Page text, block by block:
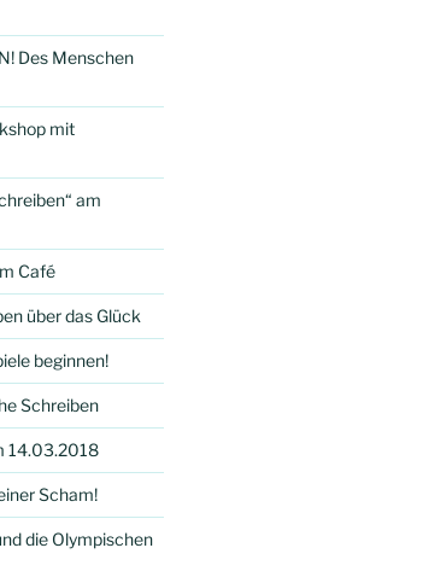
Des Menschen
mit
am
Café
über das Glück
beginnen!
Schreiben
14.03.2018
Scham!
die Olympischen